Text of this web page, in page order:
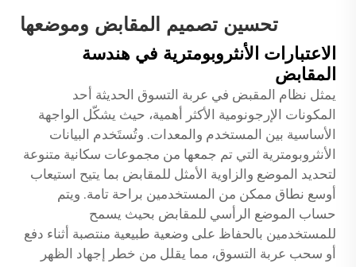
تحسين تصميم المقابض وموضعها
الاعتبارات الأنثروبومترية في هندسة
المقابض
يمثل نظام المقبض في عربة التسوق الحديثة أحد
المكونات الإرجونومية الأكثر أهمية، حيث يشكّل الواجهة
الأساسية بين المستخدم والمعدات. وتُستَخدم البيانات
الأنثروبومترية التي تم جمعها من مجموعات سكانية متنوعة
لتحديد الموضع والزاوية الأمثل للمقابض بما يتيح استيعاب
أوسع نطاق ممكن من المستخدمين براحة تامة. ويتم
حساب الموضع الرأسي للمقابض بحيث يسمح
للمستخدمين بالحفاظ على وضعية طبيعية منتصبة أثناء دفع
أو سحب عربة التسوق، مما يقلل من خطر إجهاد الظهر